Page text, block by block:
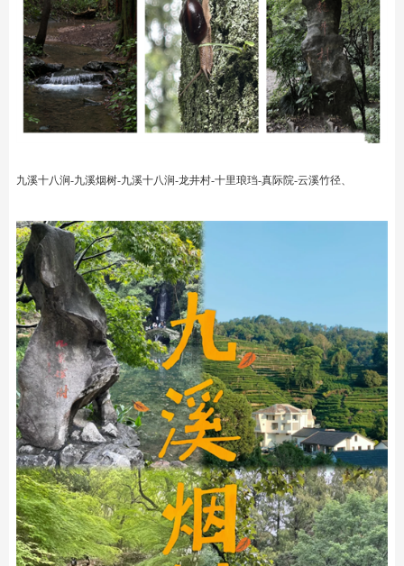
九溪十八涧-九溪烟树-九溪十八涧-龙井村-十里琅珰-真际院-云溪竹径、